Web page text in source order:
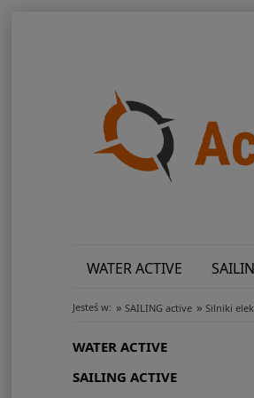
WATER ACTIVE
Jesteś w: » SAILING active » Silniki
WATER ACTIVE
SAILING ACTIVE